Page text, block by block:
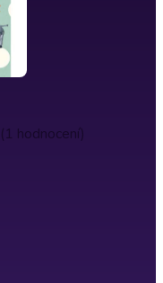
(1 hodnocení)